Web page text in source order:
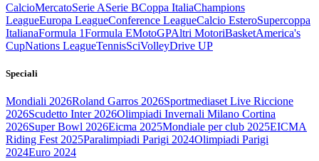
CalcioMercatoSerie ASerie BCoppa ItaliaChampions
LeagueEuropa LeagueConference LeagueCalcio EsteroSupercoppa
ItalianaFormula 1Formula EMotoGPAltri MotoriBasketAmerica's
CupNations LeagueTennisSciVolleyDrive UP
Speciali
Mondiali 2026Roland Garros 2026Sportmediaset Live Riccione
2026Scudetto Inter 2026Olimpiadi Invernali Milano Cortina
2026Super Bowl 2026Eicma 2025Mondiale per club 2025EICMA
Riding Fest 2025Paralimpiadi Parigi 2024Olimpiadi Parigi
2024Euro 2024